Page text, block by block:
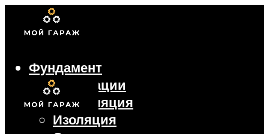
Фундамент
Коммуникации
Вентиляция
Изоляция